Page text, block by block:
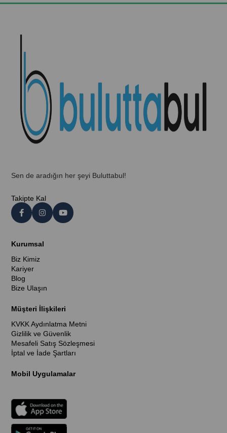
Sen de aradığın her şeyi Buluttabul!
Takipte Kal
Kurumsal
Biz Kimiz
Kariyer
Blog
Bize Ulaşın
Müşteri İlişkileri
KVKK Aydınlatma Metni
Gizlilik ve Güvenlik
Mesafeli Satış Sözleşmesi
İptal ve İade Şartları
Mobil Uygulamalar